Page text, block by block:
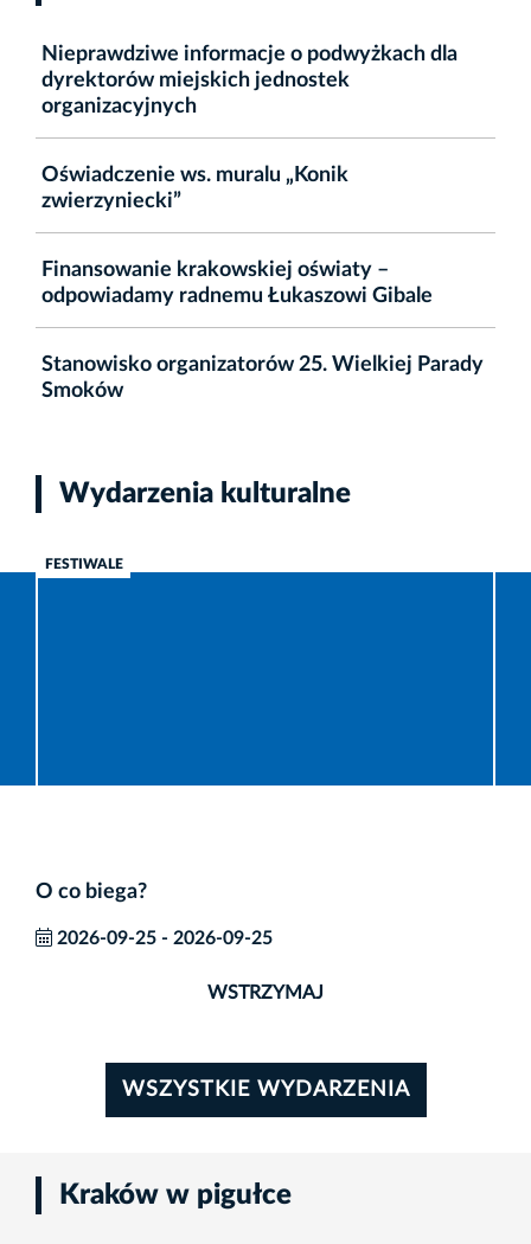
Nieprawdziwe informacje o podwyżkach dla
dyrektorów miejskich jednostek
organizacyjnych
Oświadczenie ws. muralu „Konik
zwierzyniecki”
Finansowanie krakowskiej oświaty –
odpowiadamy radnemu Łukaszowi Gibale
Stanowisko organizatorów 25. Wielkiej Parady
Smoków
Wydarzenia kulturalne
FESTIWALE
O co biega?
2026-09-25 - 2026-09-25
WSTRZYMAJ
WSZYSTKIE WYDARZENIA
Kraków w pigułce